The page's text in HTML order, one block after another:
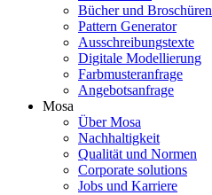
Bücher und Broschüren
Pattern Generator
Ausschreibungstexte
Digitale Modellierung
Farbmusteranfrage
Angebotsanfrage
Mosa
Über Mosa
Nachhaltigkeit
Qualität und Normen
Corporate solutions
Jobs und Karriere